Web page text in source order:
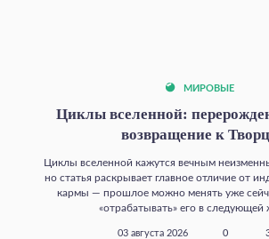
МИРОВЫЕ
Циклы вселенной:
возвращение к
Циклы вселенной кажутся вечным
но статья раскрывает главное отличие от
кармы — прошлое можно менять уже
«отрабатывать» его в следующей
03 августа 2026 0